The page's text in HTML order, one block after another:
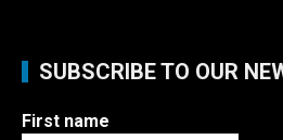
SUBSCRIBE TO OUR
First name